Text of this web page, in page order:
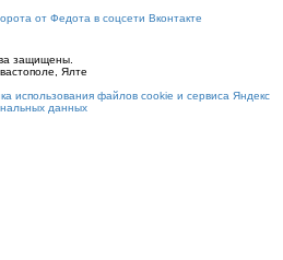
защищены.
Ялте
использования файлов cookie и сервиса Яндекс
данных